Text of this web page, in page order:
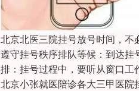
北京北医三院挂号放号时间，不
遵守挂号秩序排队等候：到达
排：挂号过程中，要听从窗口
北京小张就医陪诊各大三甲医院